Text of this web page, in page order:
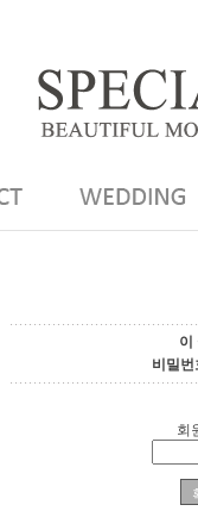
이
비밀
회